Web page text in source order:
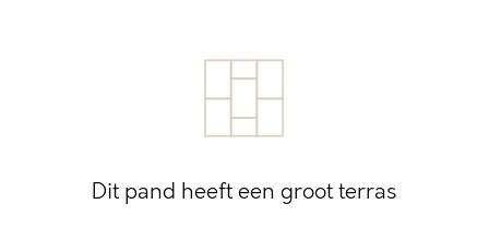
Dit pand heeft een groot terras